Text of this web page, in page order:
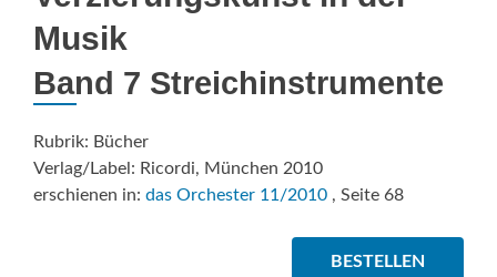
Musik
Band 7 Streichinstrumente
Rubrik: Bücher
Verlag/Label: Ricordi, München 2010
erschienen in: das Orchester 11/2010 , Seite 68
BESTELLEN